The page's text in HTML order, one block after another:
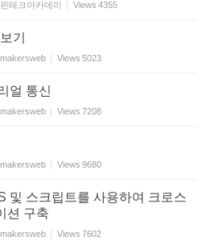
핀테크아카데미 Views 4355
기
makersweb Views 5023
얼 통신
makersweb Views 7208
makersweb Views 9680
및 스크립트를 사용하여 크로스
션 구축
makersweb Views 7602